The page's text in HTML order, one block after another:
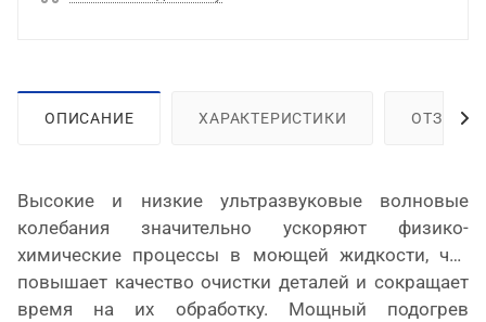
ОПИСАНИЕ ХАРАКТЕРИСТИКИ ОТЗЫВЫ
Высокие и низкие ультразвуковые волновые
колебания значительно ускоряют физико-
химические процессы в моющей жидкости, что
повышает качество очистки деталей и сокращает
время на их обработку. Мощный подогрев